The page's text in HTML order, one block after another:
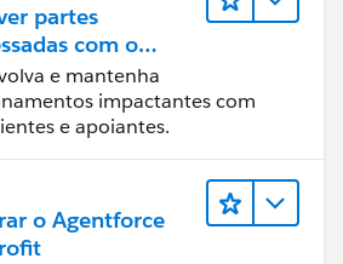
partes
com o
Success Pack
e mantenha
impactantes com
e apoiantes.
o Agentforce